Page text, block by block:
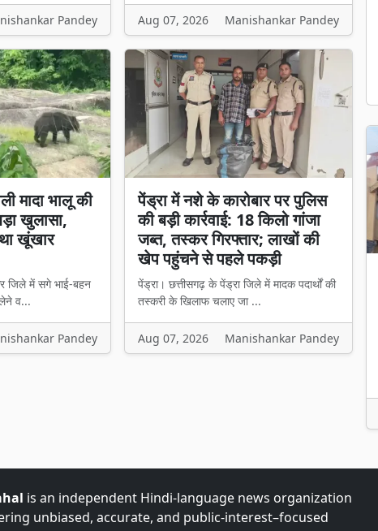
Pandey Aug 07, 2026 Manishankar Pandey
मादा भालू की
खुलासा,
खूंखार
जिले में सगे भाई-बहन
व...
Pandey
पेंड्रा में नशे के कारोबार पर पुलिस
की बड़ी कार्रवाई: 18 किलो गांजा
जब्त, तस्कर गिरफ्तार; लाखों की
खेप पहुंचने से पहले पकड़ी
पेंड्रा। छत्तीसगढ़ के पेंड्रा जिले में मादक पदार्थों की
तस्करी के खिलाफ चलाए जा ...
Aug 07, 2026 Manishankar Pandey
is an independent Hindi-language news organization
unbiased, accurate, and public-interest–focused